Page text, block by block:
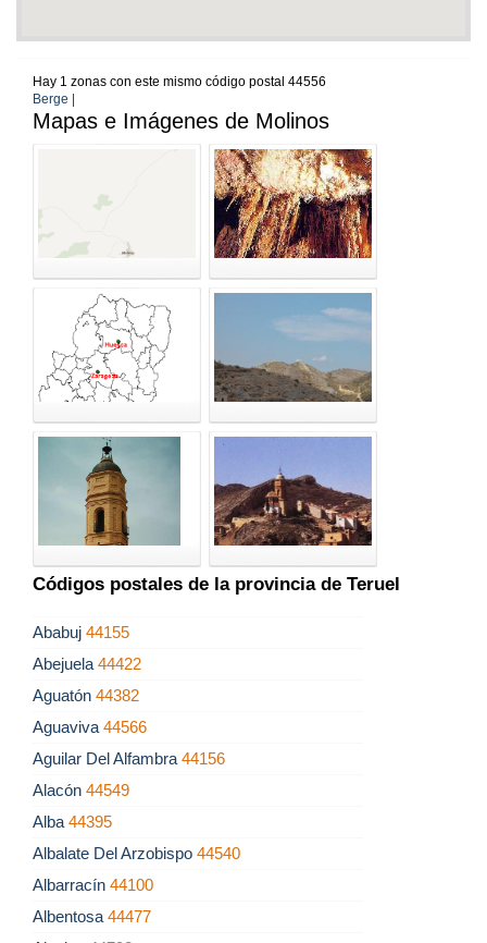
Hay 1 zonas con este mismo código postal 44556
Berge |
Mapas e Imágenes de Molinos
Códigos postales de la provincia de Teruel
Ababuj 44155
Abejuela 44422
Aguatón 44382
Aguaviva 44566
Aguilar Del Alfambra 44156
Alacón 44549
Alba 44395
Albalate Del Arzobispo 44540
Albarracín 44100
Albentosa 44477